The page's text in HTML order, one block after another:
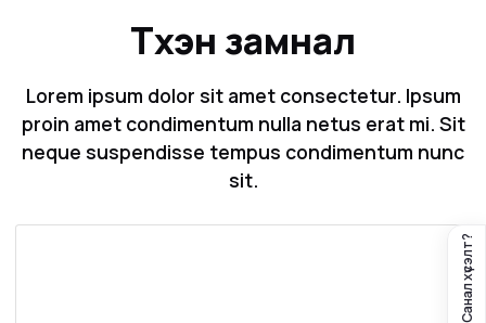
Санал хүсэлт?
Түүхэн замнал
Lorem ipsum dolor sit amet consectetur. Ipsum
proin amet condimentum nulla netus erat mi. Sit
neque suspendisse tempus condimentum nunc
sit.